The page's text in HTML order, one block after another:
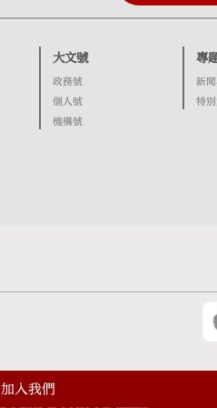
大文號
政務號
個人號
機構號
專
新
特別
加入我們